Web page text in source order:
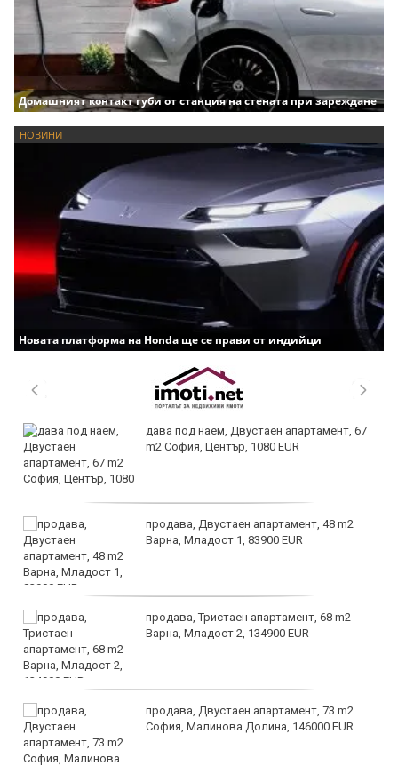
Домашният контакт губи от станция на стената при зареждане
НОВИНИ
Новата платформа на Honda ще се прави от индийци
дава под наем, Двустаен апартамент, 67
m2 София, Център, 1080 EUR
продава, Двустаен апартамент, 48 m2
Варна, Младост 1, 83900 EUR
продава, Тристаен апартамент, 68 m2
Варна, Младост 2, 134900 EUR
продава, Двустаен апартамент, 73 m2
София, Малинова Долина, 146000 EUR